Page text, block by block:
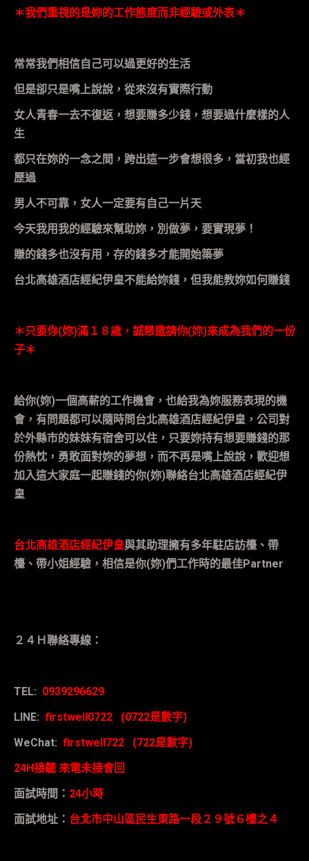
＊我們重視的是妳的工作態度而非經驗或外表＊
常常我們相信自己可以過更好的生活
但是卻只是嘴上說說，從來沒有實際行動
女人青春一去不復返，想要賺多少錢，想要過什麼樣的人
生
都只在妳的一念之間，跨出這一步會想很多，當初我也經
歷過
男人不可靠，女人一定要有自己一片天
今天我用我的經驗來幫助妳，別做夢，要實現夢！
賺的錢多也沒有用，存的錢多才能開始築夢
台北高雄酒店經紀伊皇不能給妳錢，但我能教妳如何賺錢
＊只要你(妳)滿１８歲，誠懇邀請你(妳)來成為我們的一份
子＊
給你(妳)一個高薪的工作機會，也給我為妳服務表現的機
會，有問題都可以隨時問台北高雄酒店經紀伊皇，公司對
於外縣市的妹妹有宿舍可以住，只要妳持有想要賺錢的那
份熱忱，勇敢面對妳的夢想，而不再是嘴上說說，歡迎想
加入這大家庭一起賺錢的你(妳)聯絡台北高雄酒店經紀伊
皇
台北高雄酒店經紀伊皇與其助理擁有多年駐店訪檯、帶
檯、帶小姐經驗，相信是你(妳)們工作時的最佳Partner
２４Ｈ聯絡專線：
TEL: 0939296629
LINE: firstwell0722 (0722是數字)
WeChat: firstwell722 (722是數字)
24H接聽 來電未接會回
面試時間： 24小時
面試地址： 台北市中山區民生東路一段２９號６樓之４